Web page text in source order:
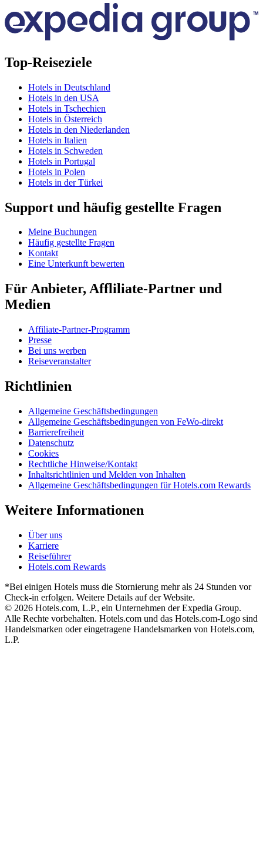
Top-Reiseziele
Hotels in Deutschland
Hotels in den USA
Hotels in Tschechien
Hotels in Österreich
Hotels in den Niederlanden
Hotels in Italien
Hotels in Schweden
Hotels in Portugal
Hotels in Polen
Hotels in der Türkei
Support und häufig gestellte Fragen
Meine Buchungen
Häufig gestellte Fragen
Kontakt
Eine Unterkunft bewerten
Für Anbieter, Affliliate-Partner und
Medien
Affiliate-Partner-Programm
Presse
Bei uns werben
Reiseveranstalter
Richtlinien
Allgemeine Geschäftsbedingungen
Allgemeine Geschäftsbedingungen von FeWo-direkt
Barrierefreiheit
Datenschutz
Cookies
Rechtliche Hinweise/Kontakt
Inhaltsrichtlinien und Melden von Inhalten
Allgemeine Geschäftsbedingungen für Hotels.com Rewards
Weitere Informationen
Über uns
Karriere
Reiseführer
Hotels.com Rewards
*Bei einigen Hotels muss die Stornierung mehr als 24 Stunden vor
Check-in erfolgen. Weitere Details auf der Website.
© 2026 Hotels.com, L.P., ein Unternehmen der Expedia Group.
Alle Rechte vorbehalten. Hotels.com und das Hotels.com-Logo sind
Handelsmarken oder eingetragene Handelsmarken von Hotels.com,
L.P.